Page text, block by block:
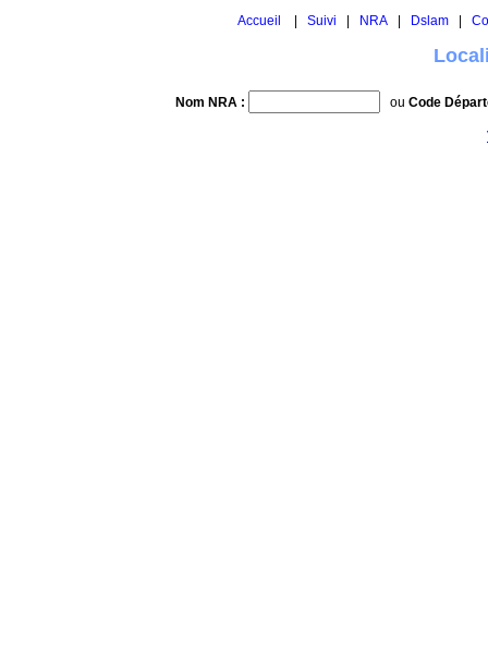
Accueil Suivi NRA Dslam
Nom NRA : ou Code